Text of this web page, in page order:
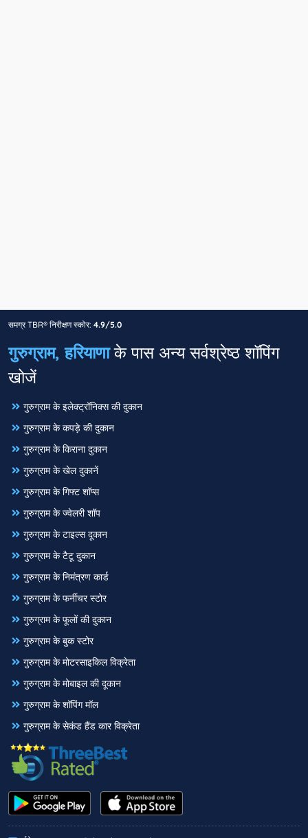
समग्र TBR® निरीक्षण स्कोर: 4.9/5.0
गुरुग्राम, हरियाणाके पास अन्य सर्वश्रेष्ठ शॉपिंग
खोजें
गुरुग्राम के इलेक्ट्रॉनिक्स की दुकान
गुरुग्राम के कपड़े की दुकान
गुरुग्राम के किराना दुकान
गुरुग्राम के खेल दुकानें
गुरुग्राम के गिफ्ट शॉप्स
गुरुग्राम के ज्वेलरी शॉप
गुरुग्राम के टाइल्स दूकान
गुरुग्राम के टैटू दुकान
गुरुग्राम के निमंत्रण कार्ड
गुरुग्राम के फर्नीचर स्टोर
गुरुग्राम के फूलों की दुकान
गुरुग्राम के बुक स्टोर
गुरुग्राम के मोटरसाइकिल विक्रेता
गुरुग्राम के मोबाइल की दूकान
गुरुग्राम के शॉपिंग मॉल
गुरुग्राम के सेकंड हैंड कार विक्रेता